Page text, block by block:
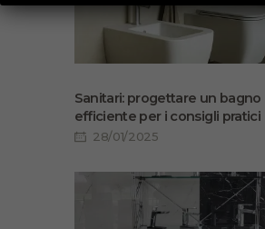
Sanitari: progettare un bagno
efficiente per i consigli pratici
28/01/2025